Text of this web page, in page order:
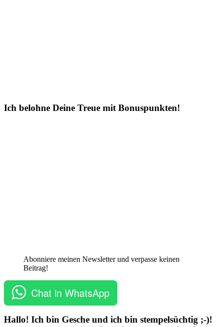
Ich belohne Deine Treue mit Bonuspunkten!
Abonniere meinen Newsletter und verpasse keinen
Beitrag!
Chat in WhatsApp
Hallo! Ich bin Gesche und ich bin stempelsüchtig ;-)!